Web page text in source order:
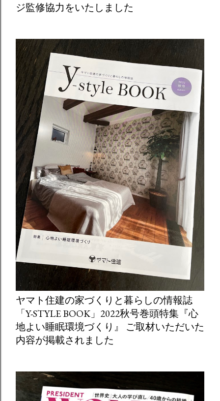
ジ監修協力をいたしました
ヤマト住建の家づくりと暮らしの情報誌
「Y-STYLE BOOK」2022秋号巻頭特集『心
地よい睡眠環境づくり』 ご取材いただいた
内容が掲載されました